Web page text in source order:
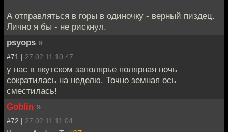
А отправляться в горы в одиночку - верный пиздец.
Лично я бы - не рискнул.
psyops »
#71 | 27.02.11 10:47
у нас в якутском заполярье полярная ночь
сократилась на неделю. Точно земная ось
сместилась!
Goblin »
#72 | 27.02.11 11:04